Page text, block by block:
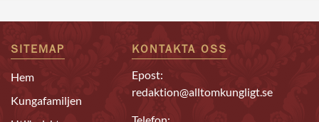
SITEMAP
Hem
Kungafamiljen
KONTAKTA OSS
Epost:
redaktion@alltomkungligt.se